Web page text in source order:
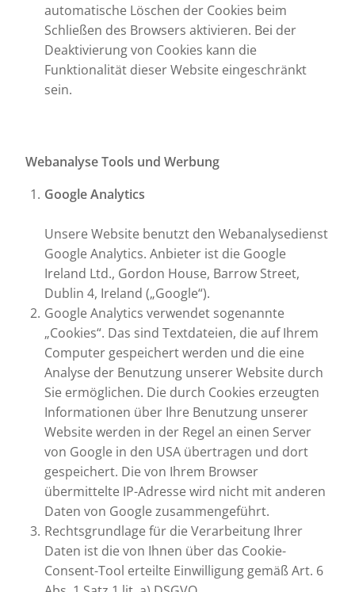
automatische Löschen der Cookies beim
Schließen des Browsers aktivieren. Bei der
Deaktivierung von Cookies kann die
Funktionalität dieser Website eingeschränkt
sein.
Webanalyse Tools und Werbung
Google Analytics
Unsere Website benutzt den Webanalysedienst
Google Analytics. Anbieter ist die Google
Ireland Ltd., Gordon House, Barrow Street,
Dublin 4, Ireland („Google“).
Google Analytics verwendet sogenannte
„Cookies“. Das sind Textdateien, die auf Ihrem
Computer gespeichert werden und die eine
Analyse der Benutzung unserer Website durch
Sie ermöglichen. Die durch Cookies erzeugten
Informationen über Ihre Benutzung unserer
Website werden in der Regel an einen Server
von Google in den USA übertragen und dort
gespeichert. Die von Ihrem Browser
übermittelte IP-Adresse wird nicht mit anderen
Daten von Google zusammengeführt.
Rechtsgrundlage für die Verarbeitung Ihrer
Daten ist die von Ihnen über das Cookie-
Consent-Tool erteilte Einwilligung gemäß Art. 6